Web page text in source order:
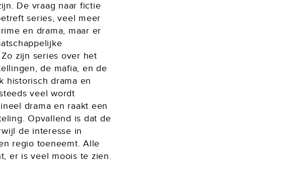
De vraag naar fictie
series, veel meer
en drama, maar er
zijn series over het
de mafia, en de
historisch drama en
veel wordt
drama en raakt een
Opvallend is dat de
de interesse in
regio toeneemt. Alle
er is veel moois te zien.